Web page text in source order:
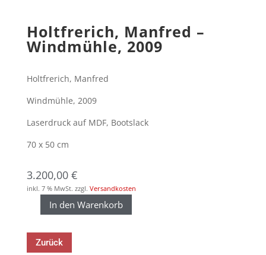
Holtfrerich, Manfred –
Windmühle, 2009
Holtfrerich, Manfred
Windmühle, 2009
Laserdruck auf MDF, Bootslack
70 x 50 cm
3.200,00 €
inkl. 7 % MwSt. zzgl. Versandkosten
Holtfrerich,
-
Windmühle,
In den Warenkorb
Zurück